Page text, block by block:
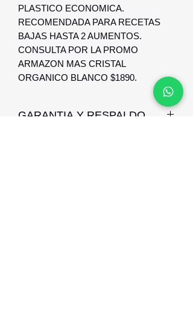
PLASTICO ECONOMICA.
RECOMENDADA PARA RECETAS
BAJAS HASTA 2 AUMENTOS.
CONSULTA POR LA PROMO
ARMAZON MAS CRISTAL
ORGANICO BLANCO $1890.
GARANTIA Y RESPALDO